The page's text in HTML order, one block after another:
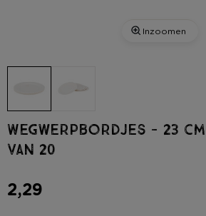
Inzoomen
Wegwerpbordjes - 23
van 20
2,29